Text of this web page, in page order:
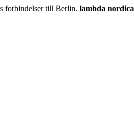
forbindelser till Berlin. lambda nordica